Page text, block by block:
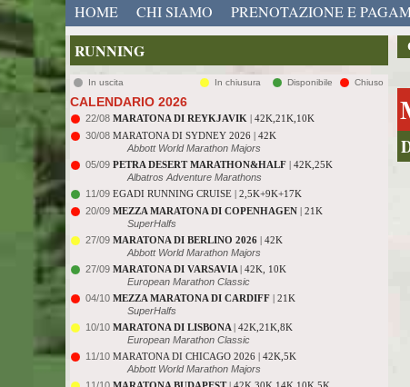
HOME CHI SIAMO PRENOTAZIONE E
RUNNING
In uscita In chiusura Disponibile Chiuso
CALENDARIO 2026
22/08 MARATONA DI REYKJAVIK | 42K,21K,10K
30/08 MARATONA DI SYDNEY 2026 | 42K
Abbott World Marathon Majors
05/09 PETRA DESERT MARATHON&HALF | 42K,25K
Albatros Adventure Marathons
11/09 EGADI RUNNING CRUISE | 2,5K+9K+17K
20/09 MEZZA MARATONA DI COPENHAGEN | 21K
SuperHalfs
27/09 MARATONA DI BERLINO 2026 | 42K
Abbott World Marathon Majors
27/09 MARATONA DI VARSAVIA | 42K, 10K
European Marathon Classic
04/10 MEZZA MARATONA DI CARDIFF | 21K
SuperHalfs
10/10 MARATONA DI LISBONA | 42K,21K,8K
European Marathon Classic
11/10 MARATONA DI CHICAGO 2026 | 42K,5K
Abbott World Marathon Majors